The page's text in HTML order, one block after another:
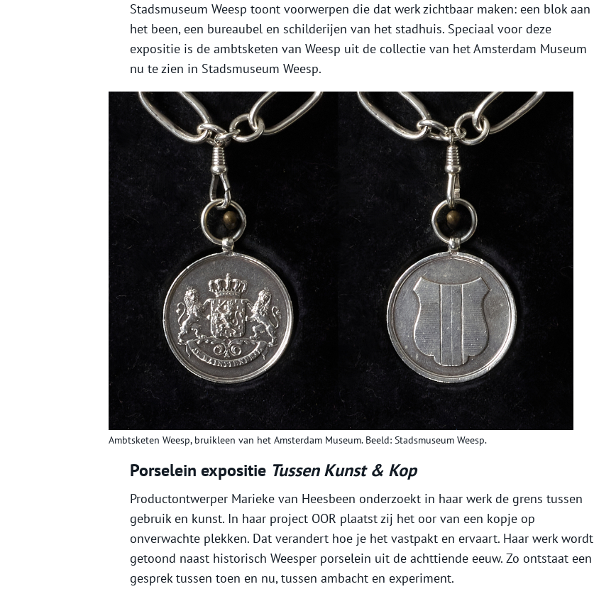
Stadsmuseum Weesp toont voorwerpen die dat werk zichtbaar maken: een blok aan
het been, een bureaubel en schilderijen van het stadhuis. Speciaal voor deze
expositie is de ambtsketen van Weesp uit de collectie van het Amsterdam Museum
nu te zien in Stadsmuseum Weesp.
Ambtsketen Weesp, bruikleen van het Amsterdam Museum. Beeld: Stadsmuseum Weesp.
Porselein expositie Tussen Kunst & Kop
Productontwerper Marieke van Heesbeen onderzoekt in haar werk de grens tussen
gebruik en kunst. In haar project OOR plaatst zij het oor van een kopje op
onverwachte plekken. Dat verandert hoe je het vastpakt en ervaart. Haar werk wordt
getoond naast historisch Weesper porselein uit de achttiende eeuw. Zo ontstaat een
gesprek tussen toen en nu, tussen ambacht en experiment.